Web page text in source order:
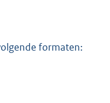
formaten: